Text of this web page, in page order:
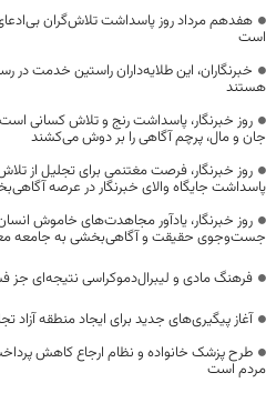
هفدهم مرداد روز پاسداشت تلاش‌گران
است
خبرنگاران، این طلایه‌داران راستین خدمت در
هستند
روز خبرنگار، پاسداشت رنج و تلاش کسانی
جان و مال، پرچم آگاهی را بر دوش می‌کشند
روز خبرنگار، فرصت مغتنمی برای تجلیل از
پاسداشت جایگاه والای خبرنگار در عرصه
روز خبرنگار، یادآور مجاهدت‌های خاموش
جست‌وجوی حقیقت و آگاهی‌بخشی به جامعه
فرهنگ مادی و لیبرال‌دموکراسی نتیجه‌ای جز
آغاز پیگیری‌های جدید برای ایجاد منطقه
طرح پزشک خانواده و نظام ارجاع کاهش
مردم است